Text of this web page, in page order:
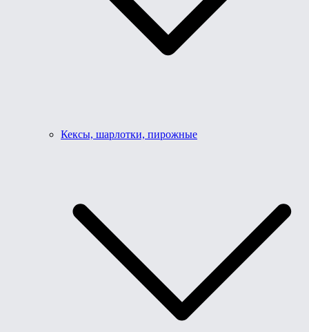
Кексы, шарлотки, пирожные